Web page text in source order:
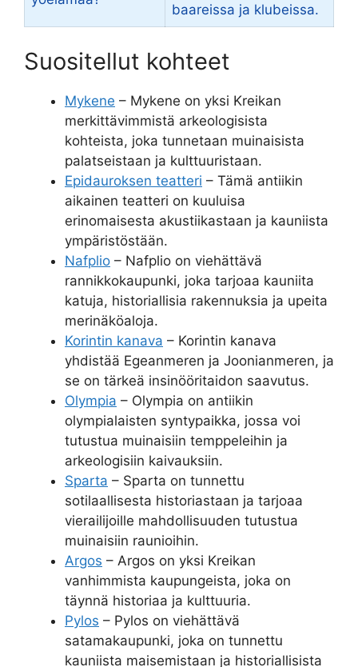
baareissa ja klubeissa.
Suositellut kohteet
Mykene – Mykene on yksi Kreikan
merkittävimmistä arkeologisista
kohteista, joka tunnetaan muinaisista
palatseistaan ja kulttuuristaan.
Epidauroksen teatteri – Tämä antiikin
aikainen teatteri on kuuluisa
erinomaisesta akustiikastaan ja kauniista
ympäristöstään.
Nafplio – Nafplio on viehättävä
rannikkokaupunki, joka tarjoaa kauniita
katuja, historiallisia rakennuksia ja upeita
merinäköaloja.
Korintin kanava – Korintin kanava
yhdistää Egeanmeren ja Joonianmeren, ja
se on tärkeä insinööritaidon saavutus.
Olympia – Olympia on antiikin
olympialaisten syntypaikka, jossa voi
tutustua muinaisiin temppeleihin ja
arkeologisiin kaivauksiin.
Sparta – Sparta on tunnettu
sotilaallisesta historiastaan ja tarjoaa
vierailijoille mahdollisuuden tutustua
muinaisiin raunioihin.
Argos – Argos on yksi Kreikan
vanhimmista kaupungeista, joka on
täynnä historiaa ja kulttuuria.
Pylos – Pylos on viehättävä
satamakaupunki, joka on tunnettu
kauniista maisemistaan ja historiallisista